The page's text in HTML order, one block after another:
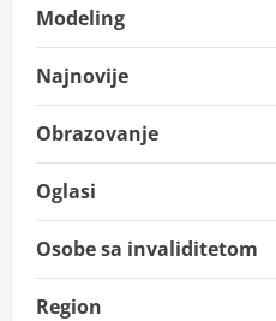
Modeling
Najnovije
Obrazovanje
Oglasi
Osobe sa invaliditetom
Region